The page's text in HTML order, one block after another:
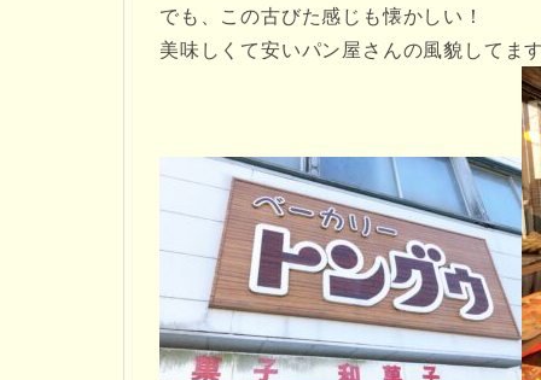
でも、この古びた感じも懐かしい！
美味しくて安いパン屋さんの風貌してま